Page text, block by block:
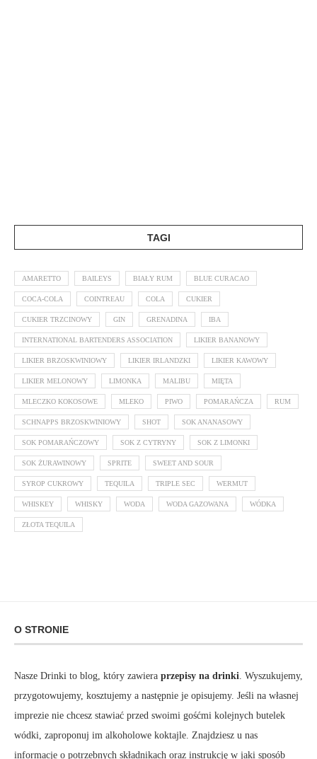
TAGI
AMARETTO BAILEYS BIAŁY RUM BLUE CURACAO
COCA-COLA COINTREAU COLA CUKIER
CUKIER TRZCINOWY GIN GRENADINA IBA
INTERNATIONAL BARTENDERS ASSOCIATION LIKIER BANANOWY
LIKIER BRZOSKWINIOWY LIKIER IRLANDZKI LIKIER KAWOWY
LIKIER MELONOWY LIMONKA MALIBU MIĘTA
MLECZKO KOKOSOWE MLEKO PIWO POMARAŃCZA RUM
SCHNAPPS BRZOSKWINIOWY SHOT SOK ANANASOWY
SOK POMARAŃCZOWY SOK Z CYTRYNY SOK Z LIMONKI
SOK ŻURAWINOWY SPRITE SWEET AND SOUR
SYROP CUKROWY TEQUILA TRIPLE SEC WERMUT
WHISKEY WHISKY WODA WODA GAZOWANA WÓDKA
ZŁOTA TEQUILA
O STRONIE
Nasze Drinki to blog, który zawiera przepisy na drinki. Wyszukujemy,
przygotowujemy, kosztujemy a następnie je opisujemy. Jeśli na własnej
imprezie nie chcesz stawiać przed swoimi gośćmi kolejnych butelek
wódki, zaproponuj im alkoholowe koktajle. Znajdziesz u nas
informacje o potrzebnych składnikach oraz instrukcję w jaki sposób